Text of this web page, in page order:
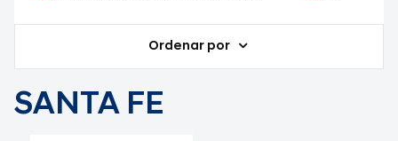
Ordenar por
SANTA FE